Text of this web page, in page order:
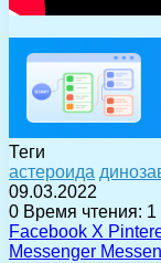
Теги
астероида
09.03.2022
0 Время чтения: 1
Facebook X
Messenger